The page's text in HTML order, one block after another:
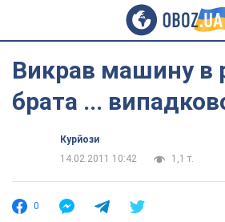
Викрав машину в
брата ...
Курйози
14.02.2011 10:42
1,1 т.
0